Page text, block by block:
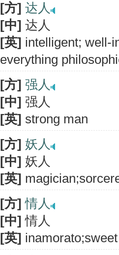
[方] 达人
[中] 达人
[英] intelligent; well-
everything
[方] 强人
[中] 强人
[英] strong man
[方] 妖人
[中] 妖人
[英]
[方] 情人
[中] 情人
[英]